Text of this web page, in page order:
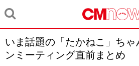
いま話題の「たかねこ」ちゃ
ンミーティング直前まとめ